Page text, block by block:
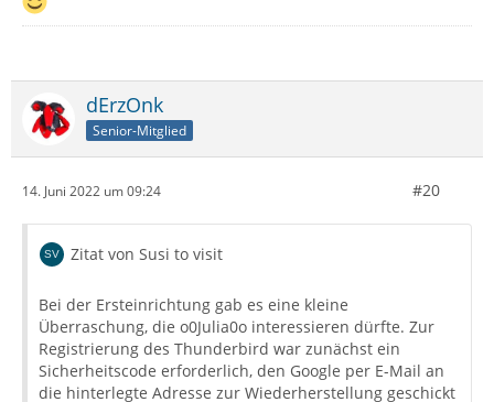
dErzOnk
Senior-Mitglied
14. Juni 2022 um 09:24 #20
Zitat von Susi to visit
Bei der Ersteinrichtung gab es eine kleine
Überraschung, die o0Julia0o interessieren dürfte. Zur
Registrierung des Thunderbird war zunächst ein
Sicherheitscode erforderlich, den Google per E-Mail an
die hinterlegte Adresse zur Wiederherstellung geschickt